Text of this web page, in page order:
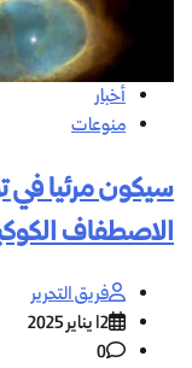
أخبار
منوعات
سيكون مرئيا
الاصطفاف
فريق التحرير
12 يناير 2025
0